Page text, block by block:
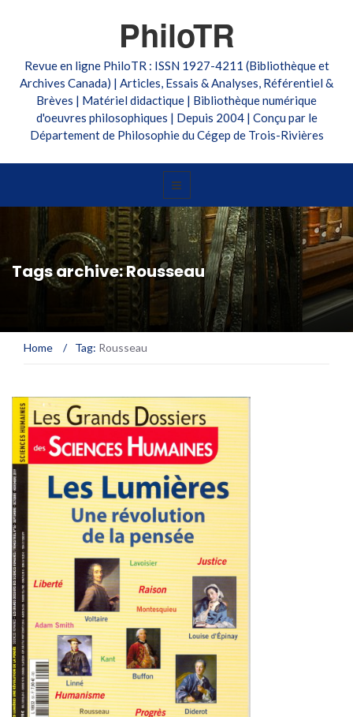
PhiloTR
Revue en ligne PhiloTR : ISSN 1927-4211 (Bibliothèque et
Archives Canada) | Articles, Essais & Analyses, Référentiel &
Brèves | Matériel didactique | Bibliothèque numérique
d'oeuvres philosophiques | Depuis 2004 | Conçu par le
Département de Philosophie du Cégep de Trois-Rivières
Tags archive: Rousseau
Home / Tag: Rousseau